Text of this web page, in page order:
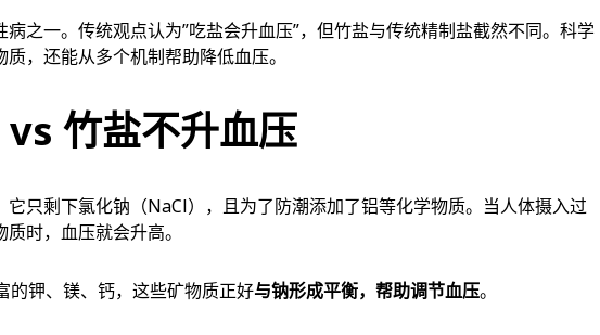
之一。传统观点认为”吃盐会升血压”，但竹盐与传统精制盐截然不同。科学
，还能从多个机制帮助降低血压。
竹盐不升血压
只剩下氯化钠（NaCl），且为了防潮添加了铝等化学物质。当人体摄入过
时，血压就会升高。
钾、镁、钙，这些矿物质正好与钠形成平衡，帮助调节血压。